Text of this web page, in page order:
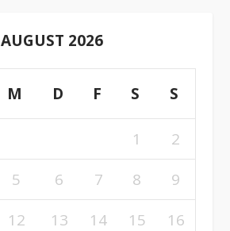
AUGUST 2026
M D F S S
1 2
5 6 7 8
9
12 13 14 15
16